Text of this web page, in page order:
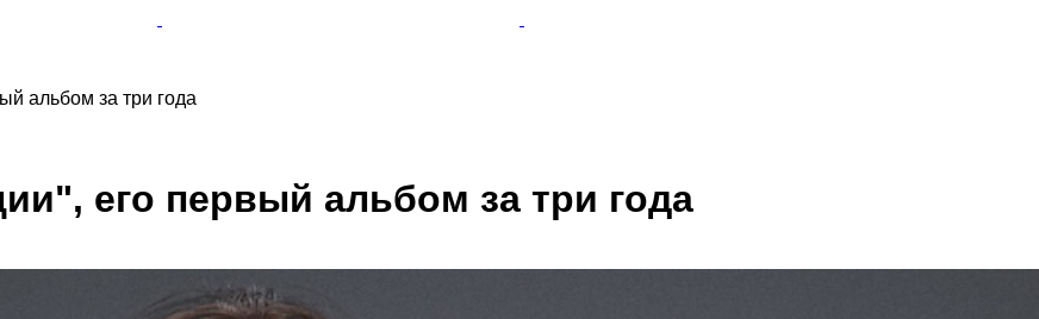
альбом за три года
его первый альбом за три года